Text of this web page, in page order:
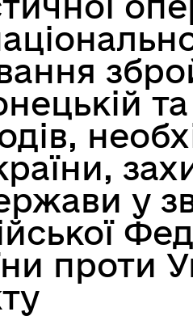
е-Ветеран
у
проти